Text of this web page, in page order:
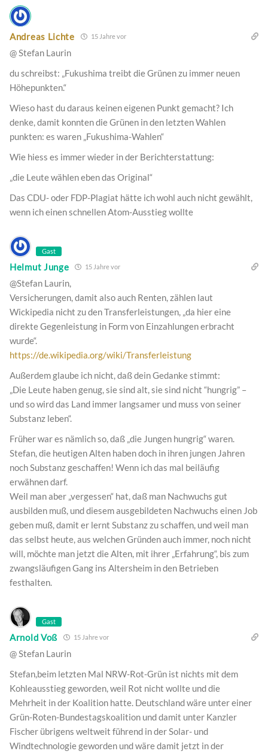
Andreas Lichte 15 Jahre vor
@ Stefan Laurin
du schreibst: „Fukushima treibt die Grünen zu immer neuen
Höhepunkten.“
Wieso hast du daraus keinen eigenen Punkt gemacht? Ich
denke, damit konnten die Grünen in den letzten Wahlen
punkten: es waren „Fukushima-Wahlen“
Wie hiess es immer wieder in der Berichterstattung:
„die Leute wählen eben das Original“
Das CDU- oder FDP-Plagiat hätte ich wohl auch nicht gewählt,
wenn ich einen schnellen Atom-Ausstieg wollte
Gast
Helmut Junge 15 Jahre vor
@Stefan Laurin,
Versicherungen, damit also auch Renten, zählen laut
Wickipedia nicht zu den Transferleistungen, „da hier eine
direkte Gegenleistung in Form von Einzahlungen erbracht
wurde“.
https://de.wikipedia.org/wiki/Transferleistung
Außerdem glaube ich nicht, daß dein Gedanke stimmt:
„Die Leute haben genug, sie sind alt, sie sind nicht “hungrig” –
und so wird das Land immer langsamer und muss von seiner
Substanz leben“.
Früher war es nämlich so, daß „die Jungen hungrig“ waren.
Stefan, die heutigen Alten haben doch in ihren jungen Jahren
noch Substanz geschaffen! Wenn ich das mal beiläufig
erwähnen darf.
Weil man aber „vergessen“ hat, daß man Nachwuchs gut
ausbilden muß, und diesem ausgebildeten Nachwuchs einen Job
geben muß, damit er lernt Substanz zu schaffen, und weil man
das selbst heute, aus welchen Gründen auch immer, noch nicht
will, möchte man jetzt die Alten, mit ihrer „Erfahrung“, bis zum
zwangsläufigen Gang ins Altersheim in den Betrieben
festhalten.
Gast
Arnold Voß 15 Jahre vor
@ Stefan Laurin
Stefan,beim letzten Mal NRW-Rot-Grün ist nichts mit dem
Kohleausstieg geworden, weil Rot nicht wollte und die
Mehrheit in der Koalition hatte. Deutschland wäre unter einer
Grün-Roten-Bundestagskoalition und damit unter Kanzler
Fischer übrigens weltweit führend in der Solar- und
Windtechnologie geworden und wäre damit jetzt in der